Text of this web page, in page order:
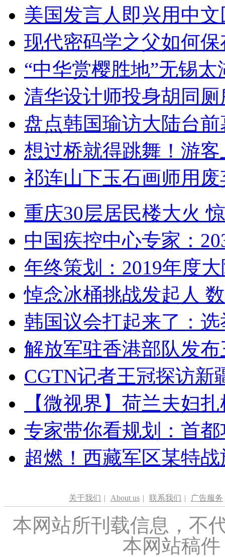
美国发言人即兴用中
现代密码学之父如何
“中华赏樱胜地”无锡
清华设计师投身胡同
盘点韩国瑜访大陆台
想过桥就得跳舞！游客
祁连山下玉石画师用
重庆30层居民楼大火
中国疾控中心专家：
年终策划：2019年度
悼念冰桶挑战发起人
韩国议会打起来了：
解放军驻香港部队发
CGTN记者王冠探访新
【微视界】荷兰夫妇
专家带你看规划：首
超燃！西藏军区某特
关于我们 | About us | 联系我们 | 广告服务
本网站所刊载信息，不
本网站稿